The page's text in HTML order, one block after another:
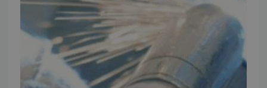
TMP Historie
Cookie og Privatlivspolitik
Salgs- og leveringsbetingelser
Vores brands